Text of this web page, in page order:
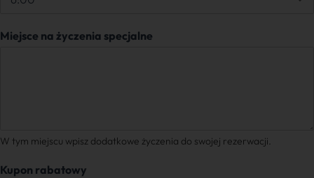
Miejsce na życzenia specjalne
W tym miejscu wpisz dodatkowe życzenia do swojej rezerwacji.
Kupon rabatowy